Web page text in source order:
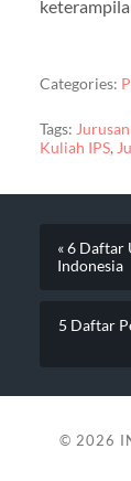
Categories:
Tags:
Kuliah IPS,
« 6 Daftar
Indonesia
5 Daftar
© 2026